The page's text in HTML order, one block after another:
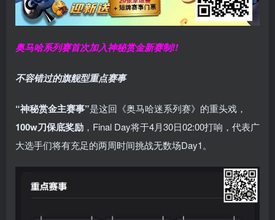
奥马哈系列赛首次加入神秘赏金新赛制!!
不容错过的旗舰型重点赛事
“神秘赏金主赛事”是这回《奥马哈迷系列赛》的重头戏，
100w刀保底奖励 ，Final Day将于4月30日02:00打响，代表广
大选手们将有充足的两周时间挑战无数场Day1。